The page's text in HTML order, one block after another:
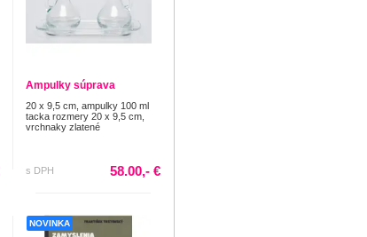
Ampulky súprava
20 x 9,5 cm, ampulky 100 ml
tacka rozmery 20 x 9,5 cm,
vrchnaky zlatené
s DPH 58.00,- €
NOVINKA